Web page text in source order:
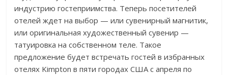
индустрию гостеприимства. Теперь посетителей
отелей ждет на выбор — или сувенирный магнитик,
или оригинальная художественный сувенир —
татуировка на собственном теле. Такое
предложение будет встречать гостей в избранных
отелях Kimpton в пяти городах США с апреля по